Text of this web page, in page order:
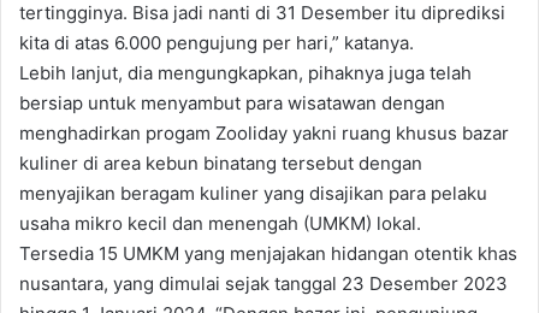
tertingginya. Bisa jadi nanti di 31 Desember itu diprediksi
kita di atas 6.000 pengujung per hari,” katanya.
Lebih lanjut, dia mengungkapkan, pihaknya juga telah
bersiap untuk menyambut para wisatawan dengan
menghadirkan progam Zooliday yakni ruang khusus bazar
kuliner di area kebun binatang tersebut dengan
menyajikan beragam kuliner yang disajikan para pelaku
usaha mikro kecil dan menengah (UMKM) lokal.
Tersedia 15 UMKM yang menjajakan hidangan otentik khas
nusantara, yang dimulai sejak tanggal 23 Desember 2023